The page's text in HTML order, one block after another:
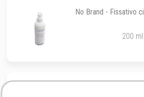
No Brand - Fissativo
200 ml